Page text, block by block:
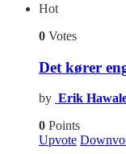
Hot
0 Votes
Det kører
by Erik
0 Points
Upvote